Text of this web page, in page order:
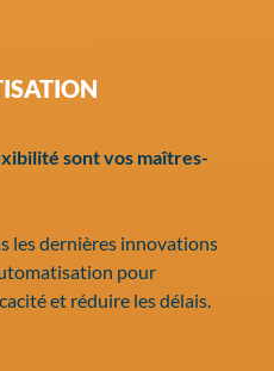
sont vos maîtres-
les dernières innovations
pour
et réduire les délais.